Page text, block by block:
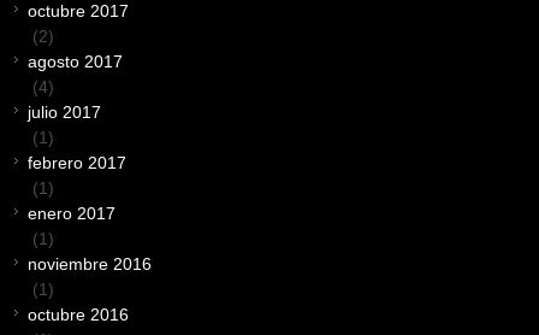
octubre 2017
(2)
agosto 2017
(4)
julio 2017
(1)
febrero 2017
(1)
enero 2017
(1)
noviembre 2016
(1)
octubre 2016